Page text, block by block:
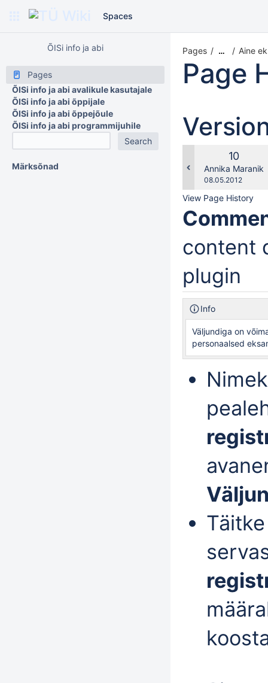
Spaces
ÕISi info ja abi
Pages
ÕISi info ja abi avalikule kasutajale
ÕISi info ja abi õppijale
ÕISi info ja abi õppejõule
ÕISi info ja abi programmijuhile
Märksõnad
Pages … Aine
Page
Old
Version
10
Annika Maranik
Saved
08.05.2012
View Page History
content
plugin
Info
Väljundiga on
personaalsed